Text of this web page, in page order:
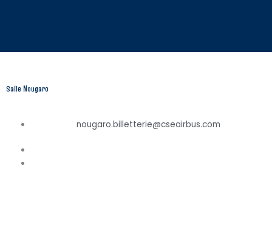
Salle Nougaro
ACCUEIL
nougaro.billetterie@cseairbus.com